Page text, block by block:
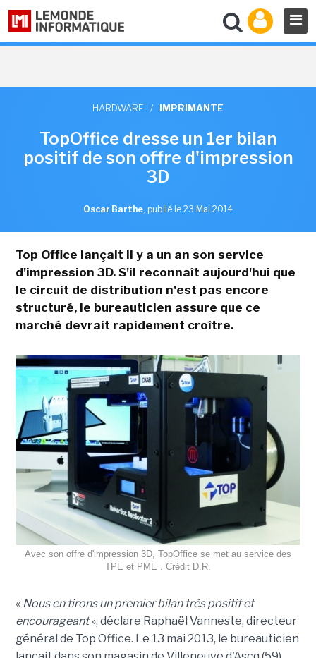
HARDWARE / IMPRIMANTE
TopOffice dresse un 1er bilan
positif de son offre d'impression
3D
Oscar Barthe, publié le 23 Mai 2014
Top Office lançait il y a un an son service
d'impression 3D. S'il reconnaît aujourd'hui que
le circuit de distribution n'est pas encore
structuré, le bureauticien assure que ce
marché devrait rapidement croître.
Avec son offre d'impression 3D, TopOffice se met au service des
TPE et PME . Crédit D.R.
« Nous en tirons un premier bilan très positif et
encourageant», déclare Raphaël Vanneste, directeur
général de Top Office. Le 13 mai 2013, le bureauticien